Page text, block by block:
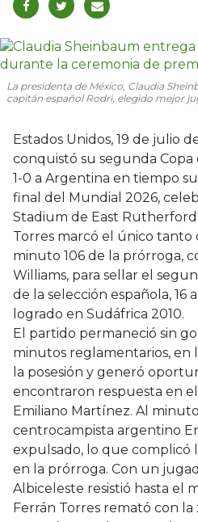
La presidenta de México, Claudia
capitán español Rodri, elegido mejor
Estados Unidos, 19 de julio
conquistó su segunda
1-0 a Argentina en tiempo
final del Mundial 2026,
Stadium de East
Torres marcó el único tanto
minuto 106 de la prórroga,
Williams, para sellar el
de la selección española, 16
logrado en Sudáfrica 2010.
El partido permaneció sin
minutos reglamentarios, en
la posesión y generó
encontraron respuesta en
Emiliano Martínez. Al minuto
centrocampista argentino
expulsado, lo que complicó
en la prórroga. Con un
Albiceleste resistió hasta el
Ferrán Torres remató con